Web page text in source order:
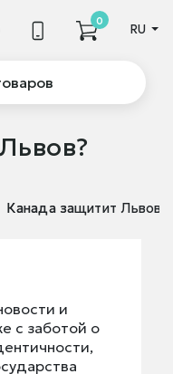
0
RU
Канада защитит
и
с заботой о